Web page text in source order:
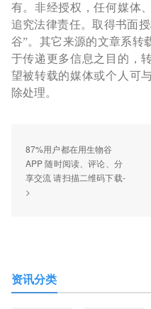
有。非经授权，任何媒体
追究法律责任。取得书面
谷”。其它来源的文章系转
于传递更多信息之目的，
望被转载的媒体或个人可
除处理。
87%用户都在用生物谷
APP 随时阅读、评论、分
享交流 请扫描二维码下载-
>
资讯分类